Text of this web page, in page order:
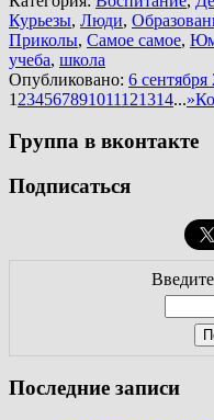
Курьезы, Люди,
Приколы, Самое самое,
учеба, школа
Опубликовано: 6 сентября
1 234567891011121314...»
Группа в вконтакте
Подписаться
Последние записи